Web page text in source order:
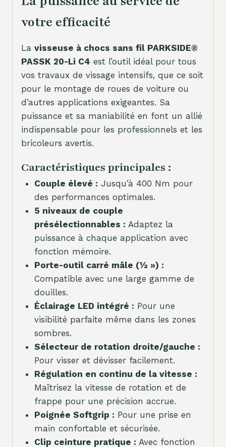
votre efficacité
La visseuse à chocs sans fil PARKSIDE®
PASSK 20-Li C4 est l’outil idéal pour tous
vos travaux de vissage intensifs, que ce soit
pour le montage de roues de voiture ou
d’autres applications exigeantes. Sa
puissance et sa maniabilité en font un allié
indispensable pour les professionnels et les
bricoleurs avertis.
Caractéristiques principales :
Couple élevé : Jusqu’à 400 Nm pour
des performances optimales.
5 niveaux de couple
présélectionnables : Adaptez la
puissance à chaque application avec
fonction mémoire.
Porte-outil carré mâle (½ ») :
Compatible avec une large gamme de
douilles.
Éclairage LED intégré : Pour une
visibilité parfaite même dans les zones
sombres.
Sélecteur de rotation droite/gauche :
Pour visser et dévisser facilement.
Régulation en continu de la vitesse :
Maîtrisez la vitesse de rotation et de
frappe pour une précision accrue.
Poignée Softgrip : Pour une prise en
main confortable et sécurisée.
Clip ceinture pratique : Avec fonction